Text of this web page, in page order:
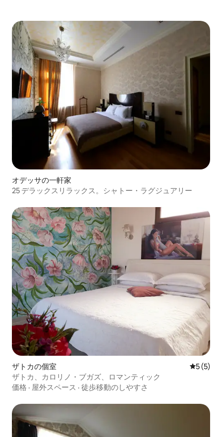
オデッサの一軒家
25 デラックスリラックス。シャトー・ラグジュアリー
ザトカの個室 レビュー
5 (5)
ザトカ、カロリノ・ブガズ、ロマンティック
価格 · 屋外スペース · 徒歩移動のしやすさ